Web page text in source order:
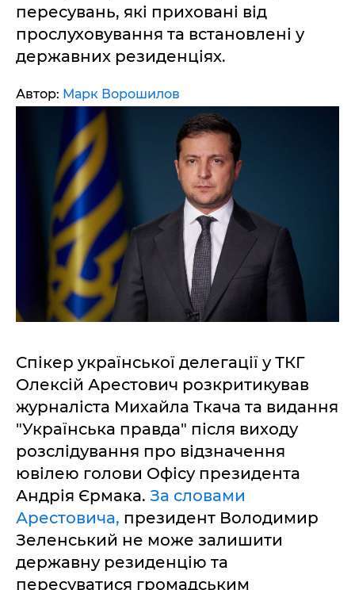
пересувань, які приховані від
прослуховування та встановлені у
державних резиденціях.
Автор: Марк Ворошилов
Спікер української делегації у ТКГ
Олексій Арестович розкритикував
журналіста Михайла Ткача та видання
"Українська правда" після виходу
розслідування про відзначення
ювілею голови Офісу президента
Андрія Єрмака. За словами
Арестовича, президент Володимир
Зеленський не може залишити
державну резиденцію та
пересуватися громадським